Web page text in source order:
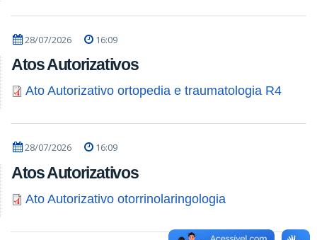
28/07/2026 16:09
Atos Autorizativos
Ato Autorizativo ortopedia e traumatologia R4
28/07/2026 16:09
Atos Autorizativos
Ato Autorizativo otorrinolaringologia